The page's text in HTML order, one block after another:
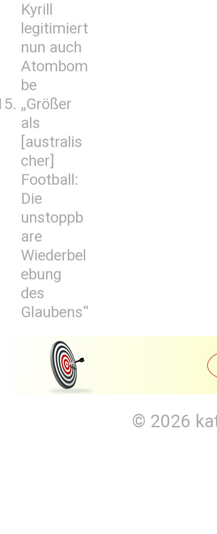
Kyrill
legitimiert
nun auch
Atombom
be
„Größer
als
[australis
cher]
Football:
Die
unstoppb
are
Wiederbel
ebung
des
Glaubens“
© 2026